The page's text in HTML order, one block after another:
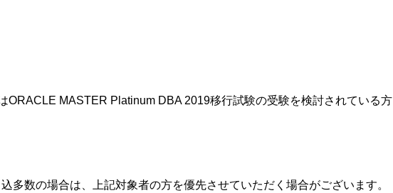
MASTER Platinum DBA 2019移行試験の受験を検討されている方
数の場合は、上記対象者の方を優先させていただく場合がございます。